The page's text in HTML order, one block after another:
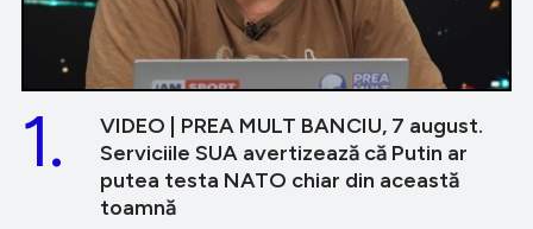
VIDEO | PREA MULT BANCIU, 7 august.
Serviciile SUA avertizează că Putin ar
putea testa NATO chiar din această
toamnă
1.